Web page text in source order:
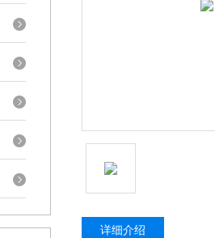
详细介绍